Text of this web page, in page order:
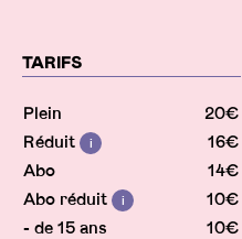
TARIFS
Plein
20€
Réduit
Info
16€
Abo
14€
Abo réduit
Info
10€
- de 15 ans
10€